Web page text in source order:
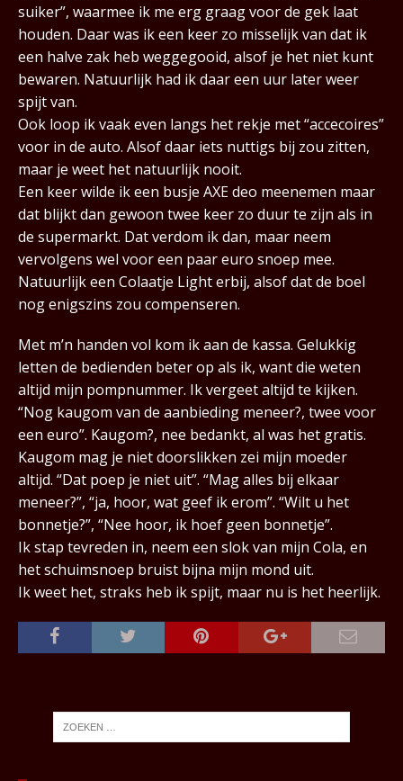
suiker”, waarmee ik me erg graag voor de gek laat
houden. Daar was ik een keer zo misselijk van dat ik
een halve zak heb weggegooid, alsof je het niet kunt
bewaren. Natuurlijk had ik daar een uur later weer
spijt van.
Ook loop ik vaak even langs het rekje met “accecoires”
voor in de auto. Alsof daar iets nuttigs bij zou zitten,
maar je weet het natuurlijk nooit.
Een keer wilde ik een busje AXE deo meenemen maar
dat blijkt dan gewoon twee keer zo duur te zijn als in
de supermarkt. Dat verdom ik dan, maar neem
vervolgens wel voor een paar euro snoep mee.
Natuurlijk een Colaatje Light erbij, alsof dat de boel
nog enigszins zou compenseren.
Met m’n handen vol kom ik aan de kassa. Gelukkig
letten de bedienden beter op als ik, want die weten
altijd mijn pompnummer. Ik vergeet altijd te kijken.
“Nog kaugom van de aanbieding meneer?, twee voor
een euro”. Kaugom?, nee bedankt, al was het gratis.
Kaugom mag je niet doorslikken zei mijn moeder
altijd. “Dat poep je niet uit”. “Mag alles bij elkaar
meneer?”, “ja, hoor, wat geef ik erom”. “Wilt u het
bonnetje?”, “Nee hoor, ik hoef geen bonnetje”.
Ik stap tevreden in, neem een slok van mijn Cola, en
het schuimsnoep bruist bijna mijn mond uit.
Ik weet het, straks heb ik spijt, maar nu is het heerlijk.